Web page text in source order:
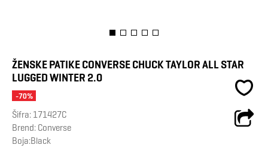
ŽENSKE PATIKE CONVERSE CHUCK TAYLOR ALL STAR
LUGGED WINTER 2.0
-70%
Šifra: 171427C
Brend: Converse
Boja:Black